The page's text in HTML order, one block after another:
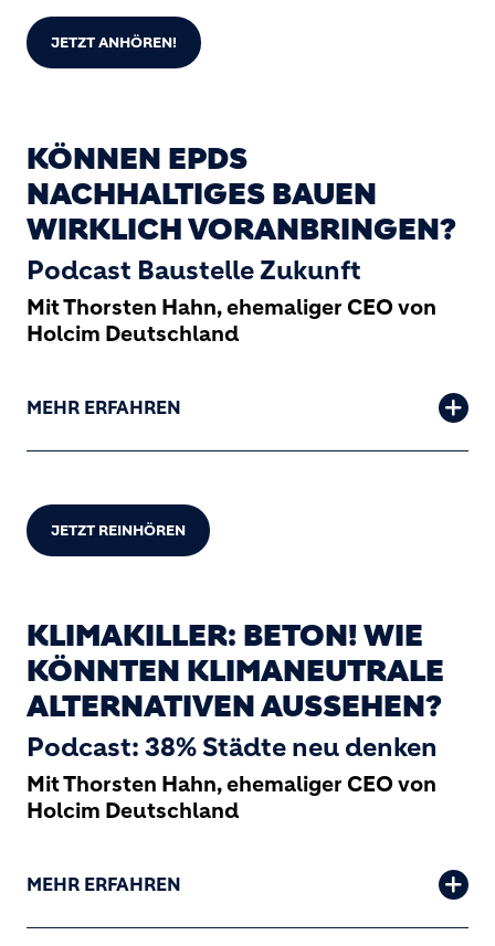
JETZT ANHÖREN!
KÖNNEN EPDS
NACHHALTIGES BAUEN
WIRKLICH VORANBRINGEN?
Podcast Baustelle Zukunft
Mit Thorsten Hahn, ehemaliger CEO von
Holcim Deutschland
MEHR ERFAHREN
JETZT REINHÖREN
KLIMAKILLER: BETON! WIE
KÖNNTEN KLIMANEUTRALE
ALTERNATIVEN AUSSEHEN?
Podcast: 38% Städte neu denken
Mit Thorsten Hahn, ehemaliger CEO von
Holcim Deutschland
MEHR ERFAHREN